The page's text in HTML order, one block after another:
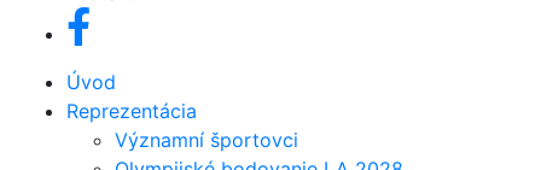
Úvod
Reprezentácia
Významní športovci